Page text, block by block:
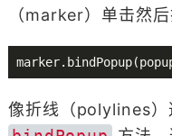
（marker）单击然
像折线（polylines）